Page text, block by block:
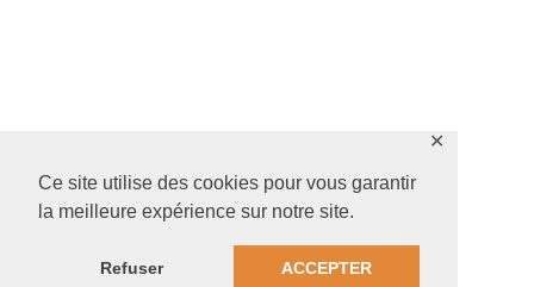
Ce site utilise des cookies pour vous garantir
la meilleure expérience sur notre site.
Refuser ACCEPTER
✕